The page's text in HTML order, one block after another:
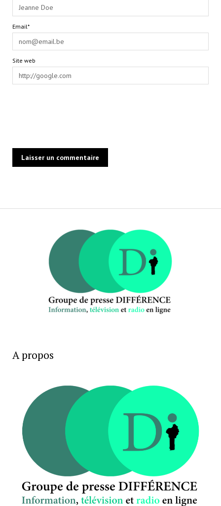
Email*
Site web
A propos